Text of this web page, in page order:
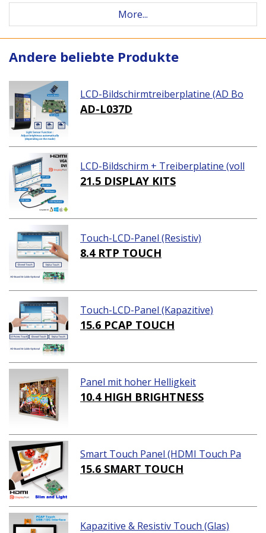
More...
Andere beliebte Produkte
LCD-Bildschirmtreiberplatine (AD Bo
ard)
AD-L037D
LCD-Bildschirm + Treiberplatine (voll
ständiges Paket)
21.5 DISPLAY KITS
Touch-LCD-Panel (Resistiv)
8.4 RTP TOUCH
Touch-LCD-Panel (Kapazitive)
15.6 PCAP TOUCH
Panel mit hoher Helligkeit
10.4 HIGH BRIGHTNESS
Smart Touch Panel (HDMI Touch Pa
nel Lösungen)
15.6 SMART TOUCH
Kapazitive & Resistiv Touch (Glas)